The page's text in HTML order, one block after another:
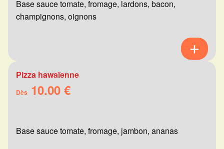
Base sauce tomate, fromage, lardons, bacon,
champignons, oignons
Pizza hawaïenne
Dès 10.00 €
Base sauce tomate, fromage, jambon, ananas